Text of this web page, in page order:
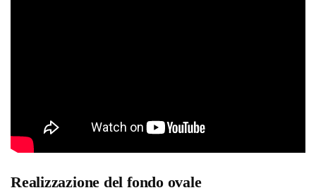
Realizzazione del fondo ovale